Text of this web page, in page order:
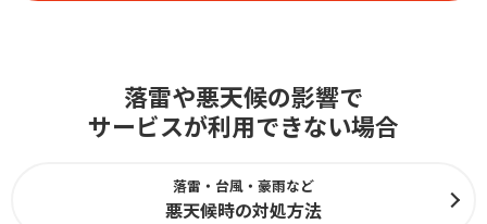
落雷や悪天候の影響で
サービスが利用できない場合
落雷・台風・豪雨など
悪天候時の対処方法